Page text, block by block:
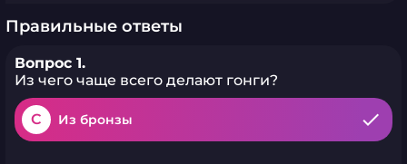
Правильные ответы
Вопрос 1.
Из чего чаще всего делают гонги?
C Из бронзы